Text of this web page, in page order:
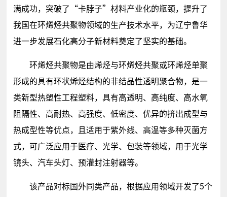
满成功，突破了“卡脖子”材料产业化的瓶颈，提升了
我国在环烯烃共聚物领域的生产技术水平，为辽宁鲁华
进一步发展石化高分子新材料奠定了坚实的基础。
环烯烃共聚物是由烯烃与环烯烃共聚或环烯烃单聚
形成的具有环状烯烃结构的非结晶性透明聚合物，是一
类新型热塑性工程塑料，具有高透明、高纯度、高水氧
阻隔性、高耐热、高强度、低密度、优异的挤出成型与
热成型性等优点，且适用于紫外线、高温等多种灭菌方
式，可广泛应用于医疗、光学、包装等领域，用于光学
镜头、汽车头灯、预灌封注射器等。
该产品对标国外同类产品，根据应用领域开发了5个